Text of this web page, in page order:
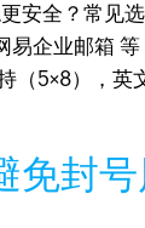
安全？常见
企业邮箱
5×8），英
免封号